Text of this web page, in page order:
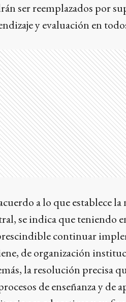
ser reemplazados por
y evaluación en
a lo que establece
se indica que teniendo
continuar
de organización
la resolución precisa
de enseñanza y de